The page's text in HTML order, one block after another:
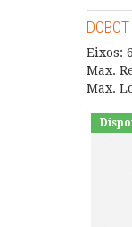
Eixos: 6
Max.
Max.